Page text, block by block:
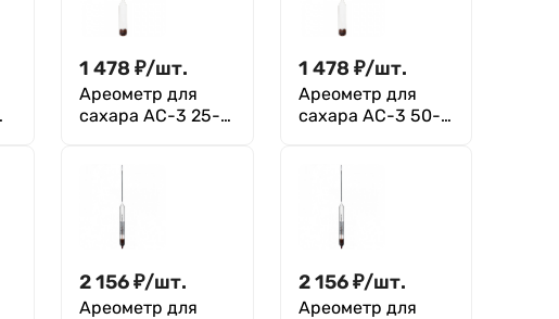
1 478 ₽/шт.
Ареометр для
сахара АС-3 25-
1 478 ₽/шт.
Ареометр для
сахара АС-3 50-
2 156₽/шт.
Ареометр для
2 156₽/шт.
Ареометр для